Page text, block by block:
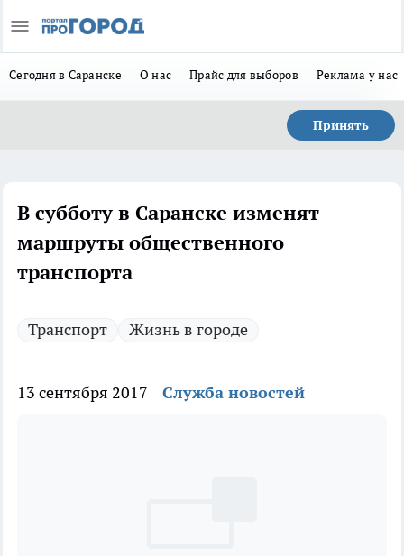
Сегодня в Саранске О нас Прайс для выборов Реклама у нас
Принять
В субботу в Саранске изменят
маршруты общественного
транспорта
Транспорт Жизнь в городе
13 сентября 2017 Служба новостей